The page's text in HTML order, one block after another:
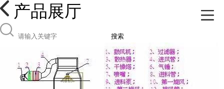
产品展厅
搜索